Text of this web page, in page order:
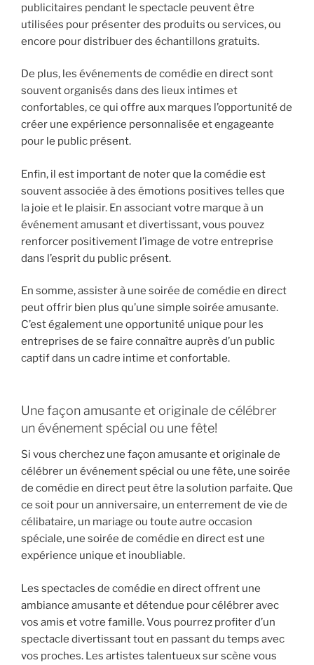
publicitaires pendant le spectacle peuvent être
utilisées pour présenter des produits ou services, ou
encore pour distribuer des échantillons gratuits.
De plus, les événements de comédie en direct sont
souvent organisés dans des lieux intimes et
confortables, ce qui offre aux marques l’opportunité de
créer une expérience personnalisée et engageante
pour le public présent.
Enfin, il est important de noter que la comédie est
souvent associée à des émotions positives telles que
la joie et le plaisir. En associant votre marque à un
événement amusant et divertissant, vous pouvez
renforcer positivement l’image de votre entreprise
dans l’esprit du public présent.
En somme, assister à une soirée de comédie en direct
peut offrir bien plus qu’une simple soirée amusante.
C’est également une opportunité unique pour les
entreprises de se faire connaître auprès d’un public
captif dans un cadre intime et confortable.
Une façon amusante et originale de célébrer
un événement spécial ou une fête!
Si vous cherchez une façon amusante et originale de
célébrer un événement spécial ou une fête, une soirée
de comédie en direct peut être la solution parfaite. Que
ce soit pour un anniversaire, un enterrement de vie de
célibataire, un mariage ou toute autre occasion
spéciale, une soirée de comédie en direct est une
expérience unique et inoubliable.
Les spectacles de comédie en direct offrent une
ambiance amusante et détendue pour célébrer avec
vos amis et votre famille. Vous pourrez profiter d’un
spectacle divertissant tout en passant du temps avec
vos proches. Les artistes talentueux sur scène vous